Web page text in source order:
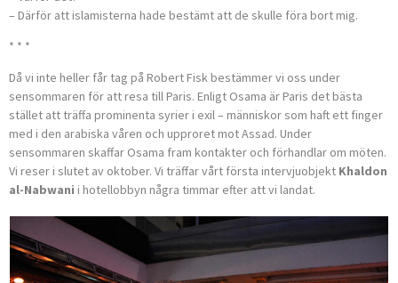
– Därför att islamisterna hade bestämt att de skulle föra bort mig.
* * *
Då vi inte heller får tag på Robert Fisk bestämmer vi oss under
sensommaren för att resa till Paris. Enligt Osama är Paris det bästa
stället att träffa prominenta syrier i exil – människor som haft ett finger
med i den arabiska våren och upproret mot Assad. Under
sensommaren skaffar Osama fram kontakter och förhandlar om möten.
Vi reser i slutet av oktober. Vi träffar vårt första intervjuobjekt Khaldon
al-Nabwani i hotellobbyn några timmar efter att vi landat.